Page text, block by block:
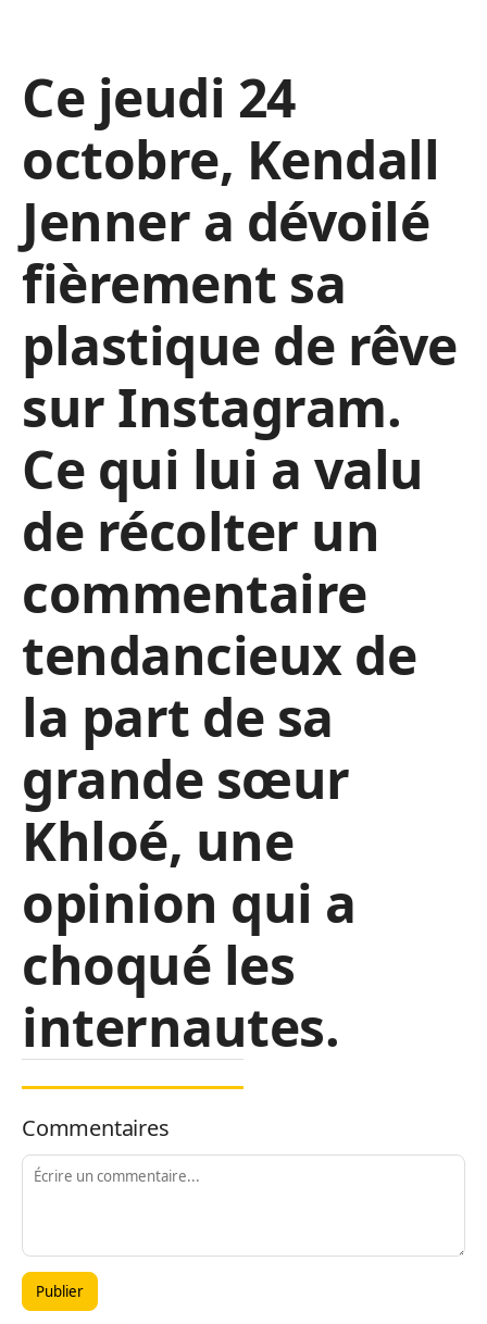
Ce jeudi 24
octobre, Kendall
Jenner a dévoilé
fièrement sa
plastique de rêve
sur Instagram.
Ce qui lui a valu
de récolter un
commentaire
tendancieux de
la part de sa
grande sœur
Khloé, une
opinion qui a
choqué les
internautes.
Commentaires
Publier